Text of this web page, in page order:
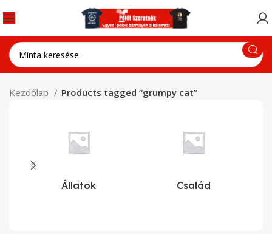
Kezdőlap Products tagged “grumpy cat”
Állatok Család